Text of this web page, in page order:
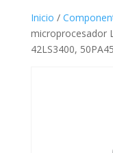
Inicio /
microprocesador
42LS3400,